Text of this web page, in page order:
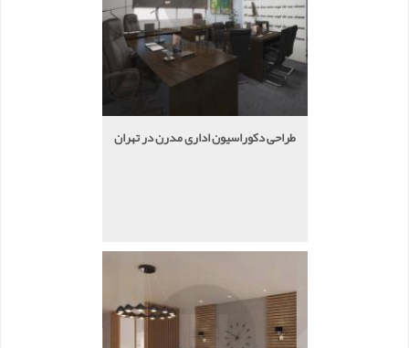
طراحی دکوراسیون اداری مدرن در تهران